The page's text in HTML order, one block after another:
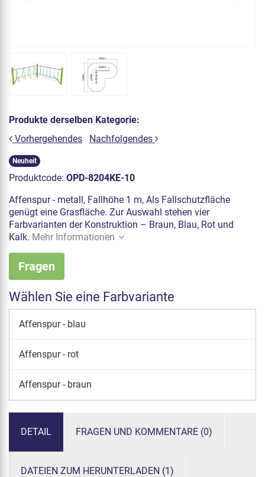
Produkte derselben Kategorie:
Vorhergehendes
Nachfolgendes
Neuheit
Produktcode: OPD-8204KE-10
Affenspur - metall, Fallhöhe 1 m, Als Fallschutzfläche
genügt eine Grasfläche. Zur Auswahl stehen vier
Farbvarianten der Konstruktion – Braun, Blau, Rot und
Kalk. Mehr Informationen
Fragen
Wählen Sie eine Farbvariante
Affenspur - blau
Affenspur - rot
Affenspur - braun
DETAIL FRAGEN UND KOMMENTARE (0)
DATEIEN ZUM HERUNTERLADEN (1)